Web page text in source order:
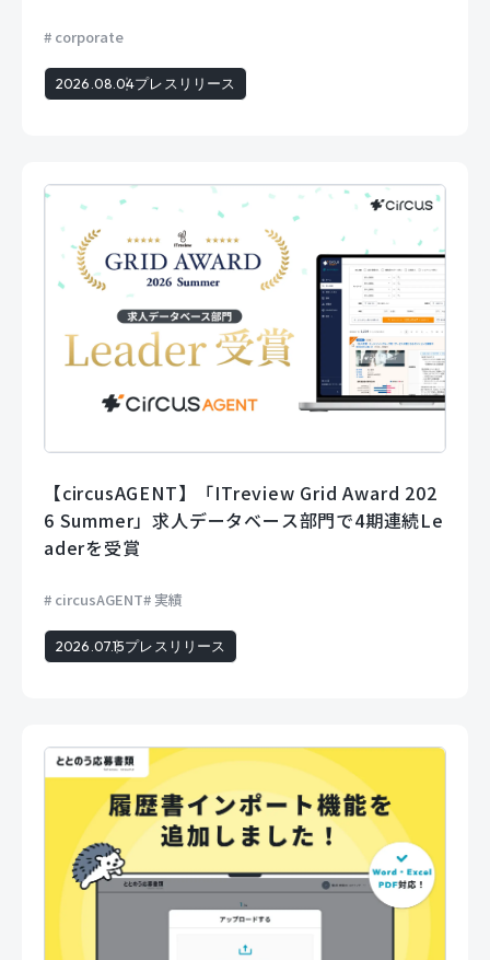
corporate
2026.08.04プレスリリース
【circusAGENT】「ITreview Grid Award 202
6 Summer」求人データベース部門で4期連続Le
aderを受賞
circusAGENT 実績
2026.07.15プレスリリース